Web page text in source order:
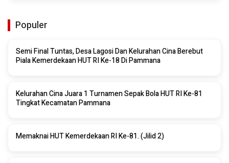
Populer
Semi Final Tuntas, Desa Lagosi Dan Kelurahan Cina Berebut
Piala Kemerdekaan HUT RI Ke-18 Di Pammana
Kelurahan Cina Juara 1 Turnamen Sepak Bola HUT RI Ke-81
Tingkat Kecamatan Pammana
Memaknai HUT Kemerdekaan RI Ke-81. (Jilid 2)